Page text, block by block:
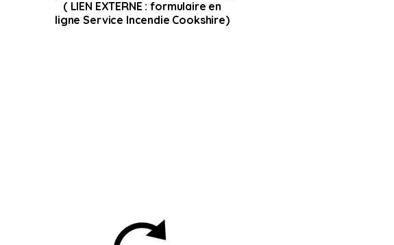
( LIEN EXTERNE : formulaire en
ligne Service Incendie Cookshire)